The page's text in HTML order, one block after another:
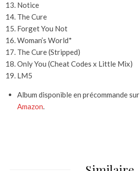
Notice
The Cure
Forget You Not
Woman’s World*
The Cure (Stripped)
Only You (Cheat Codes x Little Mix)
LM5
Album disponible en précommande sur
Amazon.